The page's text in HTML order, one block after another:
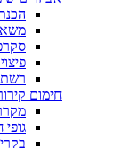
חימום
גופי